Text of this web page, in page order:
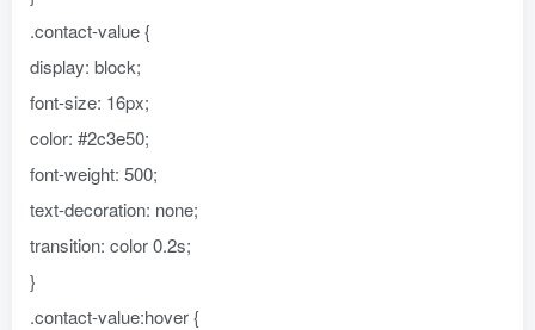
.contact-value {
display: block;
font-size: 16px;
color: #2c3e50;
font-weight: 500;
text-decoration: none;
transition: color 0.2s;
}
.contact-value:hover {